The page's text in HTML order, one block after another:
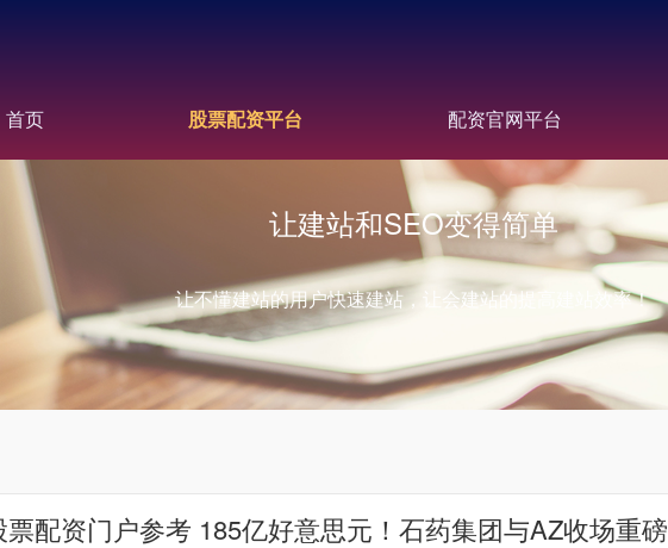
首页 股票配资平台 配资官网平台
让建站和SEO变得简单
让不懂建站的用户快速建站，让会建站的提高建站效率！
配资门户参考 185亿好意思元！石药集团与AZ收场重磅